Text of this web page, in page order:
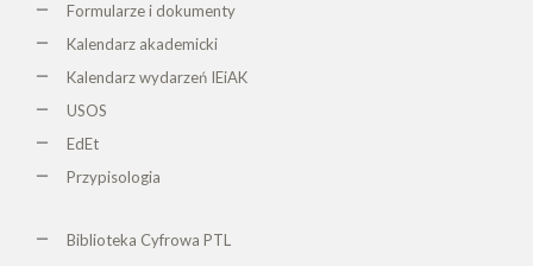
Formularze i dokumenty
Kalendarz akademicki
Kalendarz wydarzeń IEiAK
USOS
EdEt
Przypisologia
Biblioteka Cyfrowa PTL